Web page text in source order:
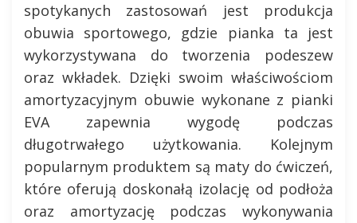
spotykanych zastosowań jest produkcja
obuwia sportowego, gdzie pianka ta jest
wykorzystywana do tworzenia podeszew
oraz wkładek. Dzięki swoim właściwościom
amortyzacyjnym obuwie wykonane z pianki
EVA zapewnia wygodę podczas
długotrwałego użytkowania. Kolejnym
popularnym produktem są maty do ćwiczeń,
które oferują doskonałą izolację od podłoża
oraz amortyzację podczas wykonywania